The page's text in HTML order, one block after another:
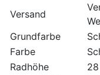
Versand
Grundfarbe
Farbe
Radhöhe